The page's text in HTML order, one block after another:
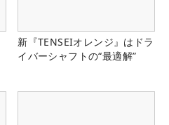
新『TENSEIオレンジ』はドラ
イバーシャフトの“最適解”